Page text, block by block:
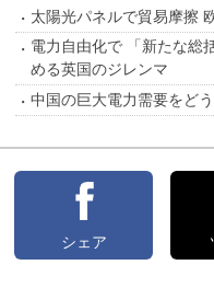
太陽光パネルで貿易摩擦
電力自由化で 「新たな総
める英国のジレンマ
中国の巨大電力需要をど
シェア